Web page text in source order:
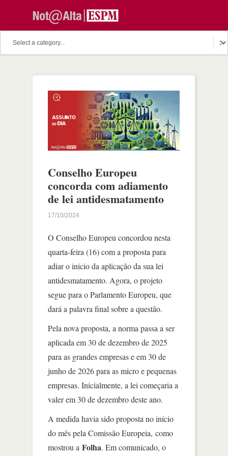
Conselho Europeu
concorda com adiamento
de lei antidesmatamento
17/10/2024
O Conselho Europeu concordou nesta
quarta-feira (16) com a proposta para
adiar o início da aplicação da sua lei
antidesmatamento. Agora, o projeto
segue para o Parlamento Europeu, que
dará a palavra final sobre a questão.
Pela nova proposta, a norma passa a ser
aplicada em 30 de dezembro de 2025
para as grandes empresas e em 30 de
junho de 2026 para as micro e pequenas
empresas. Inicialmente, a lei começaria a
valer em 30 de dezembro deste ano.
A medida havia sido proposta no início
do mês pela Comissão Europeia, como
mostrou a Folha. Em comunicado, o